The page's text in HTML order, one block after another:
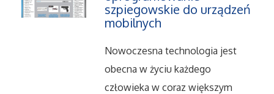
szpiegowskie do urządzeń
mobilnych
Nowoczesna technologia jest
obecna w życiu każdego
człowieka w coraz większym